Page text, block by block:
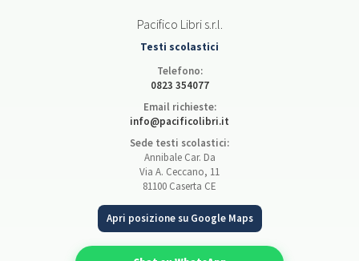
Pacifico Libri s.r.l.
Testi scolastici
Telefono:
0823 354077
Email richieste:
info@pacificolibri.it
Sede testi scolastici:
Annibale Car. Da
Via A. Ceccano, 11
81100 Caserta CE
Apri posizione su Google Maps